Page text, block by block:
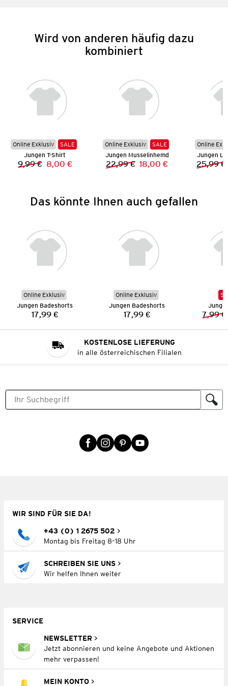
Wird von anderen häufig dazu
kombiniert
Online Exklusiv
SALE
Jungen T-Shirt
Vorheriger Preis:
9,99 € Neuer Preis:
8,00 €
Online Exklusiv
SALE
Jungen Musselinhemd
Vorheriger Preis:
22,99 € Neuer Preis:
18,00 €
Online
Jungen
25,99 €
Das könnte Ihnen auch gefallen
Online Exklusiv
Jungen Badeshorts
Preis:
17,99 €
Online Exklusiv
Jungen Badeshorts
Preis:
17,99 € 7,99 €
KOSTENLOSE LIEFERUNG
in alle österreichischen Filialen
WIR SIND FÜR SIE DA!
+43 (0) 1 2675 502
Montag bis Freitag 8–18 Uhr
SCHREIBEN SIE UNS
Wir helfen Ihnen weiter
SERVICE
NEWSLETTER
Jetzt abonnieren und keine Angebote und Aktionen
mehr verpassen!
MEIN KONTO